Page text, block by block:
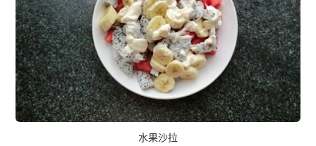
水果沙拉